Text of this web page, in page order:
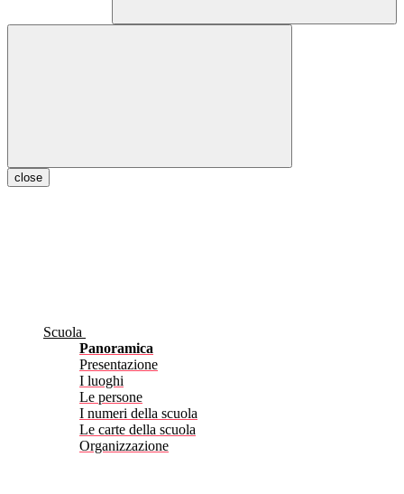
close
Scuola
Panoramica
Presentazione
I luoghi
Le persone
I numeri della scuola
Le carte della scuola
Organizzazione